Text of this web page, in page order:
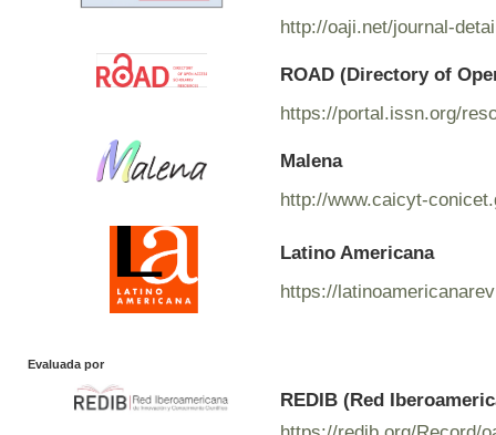
http://oaji.net/journal-
ROAD (Directory of
https://portal.issn.org/
Malena
http://www.caicyt-
Latino Americana
https://
Evaluada por
REDIB (Red